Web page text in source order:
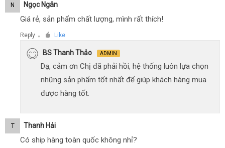
N Ngọc Ngân
Giá rẻ, sản phẩm chất lượng, mình rất thích!
Reply ● Like
BS Thanh Thảo ADMIN
Dạ, cảm ơn Chị đã phải hồi, hệ thống luôn lựa chọn
những sản phẩm tốt nhất để giúp khách hàng mua
được hàng tốt.
T Thanh Hải
Có ship hàng toàn quốc không nhỉ?